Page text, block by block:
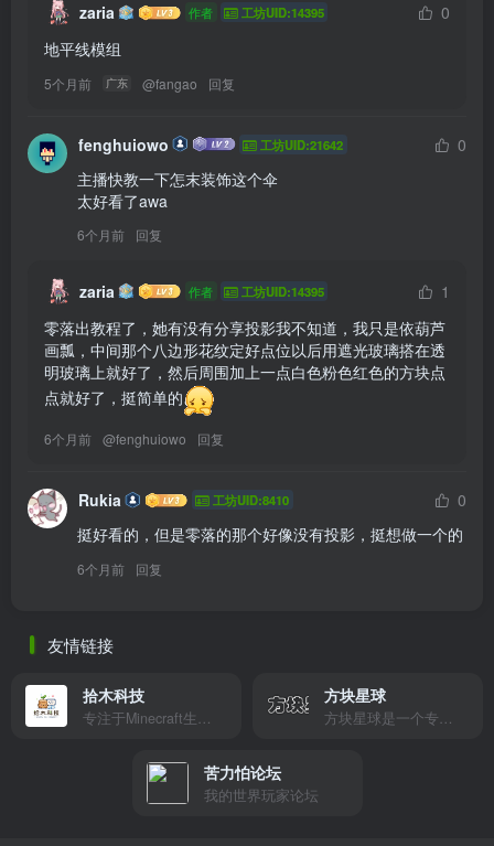
zaria 作者 工坊UID:14395
0
地平线模组
5个月前 广东 @fangao 回复
fenghuiowo 工坊UID:21642
0
主播快教一下怎末装饰这个伞
太好看了awa
6个月前 回复
zaria 作者 工坊UID:14395
1
零落出教程了，她有没有分享投影我不知道，我只是依葫芦
画瓢，中间那个八边形花纹定好点位以后用遮光玻璃搭在透
明玻璃上就好了，然后周围加上一点白色粉色红色的方块点
点就好了，挺简单的
6个月前 @fenghuiowo 回复
Rukia 工坊UID:8410
0
挺好看的，但是零落的那个好像没有投影，挺想做一个的
6个月前 回复
友情链接
拾木科技
专注于Minecraft生态建设
方块星球
方块星球是一个专注于我的世界的中文论坛，提供丰富的资源分享、玩家交流和创意展示，包括地图、皮肤、数据包等内容，打造Minecraft玩家的专属社区乐园！
苦力怕论坛
我的世界玩家论坛